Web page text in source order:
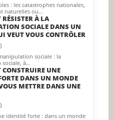
: les catastrophes nationales,
naturelles ou…
À LA
SOCIALE DANS UN
VEUT VOUS CONTRÔLER
sociale : la
à…
UNE
DANS UN MONDE
METTRE DANS UNE
identité forte : dans un monde